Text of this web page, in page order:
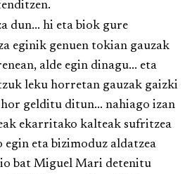
dun... hi eta biok gure
eginik genuen tokian gauzak
alde egin dinagu... eta
leku horretan gauzak gaizki
gelditu ditun... nahiago izan
ekarritako kalteak sufritzea
eta bizimoduz aldatzea
bat Miguel Mari detenitu